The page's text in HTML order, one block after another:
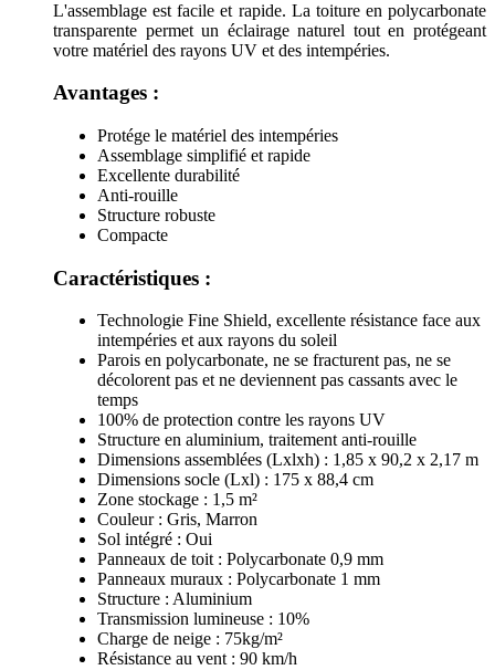
L'assemblage est facile et rapide. La toiture en polycarbonate
transparente permet un éclairage naturel tout en protégeant
votre matériel des rayons UV et des intempéries.
Avantages :
Protége le matériel des intempéries
Assemblage simplifié et rapide
Excellente durabilité
Anti-rouille
Structure robuste
Compacte
Caractéristiques :
Technologie Fine Shield, excellente résistance face aux
intempéries et aux rayons du soleil
Parois en polycarbonate, ne se fracturent pas, ne se
décolorent pas et ne deviennent pas cassants avec le
temps
100% de protection contre les rayons UV
Structure en aluminium, traitement anti-rouille
Dimensions assemblées (Lxlxh) : 1,85 x 90,2 x 2,17 m
Dimensions socle (Lxl) : 175 x 88,4 cm
Zone stockage : 1,5 m²
Couleur : Gris, Marron
Sol intégré : Oui
Panneaux de toit : Polycarbonate 0,9 mm
Panneaux muraux : Polycarbonate 1 mm
Structure : Aluminium
Transmission lumineuse : 10%
Charge de neige : 75kg/m²
Résistance au vent : 90 km/h